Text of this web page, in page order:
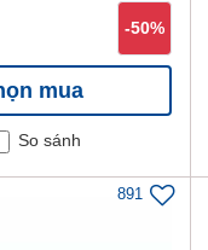
-50%
mua
So sánh
891